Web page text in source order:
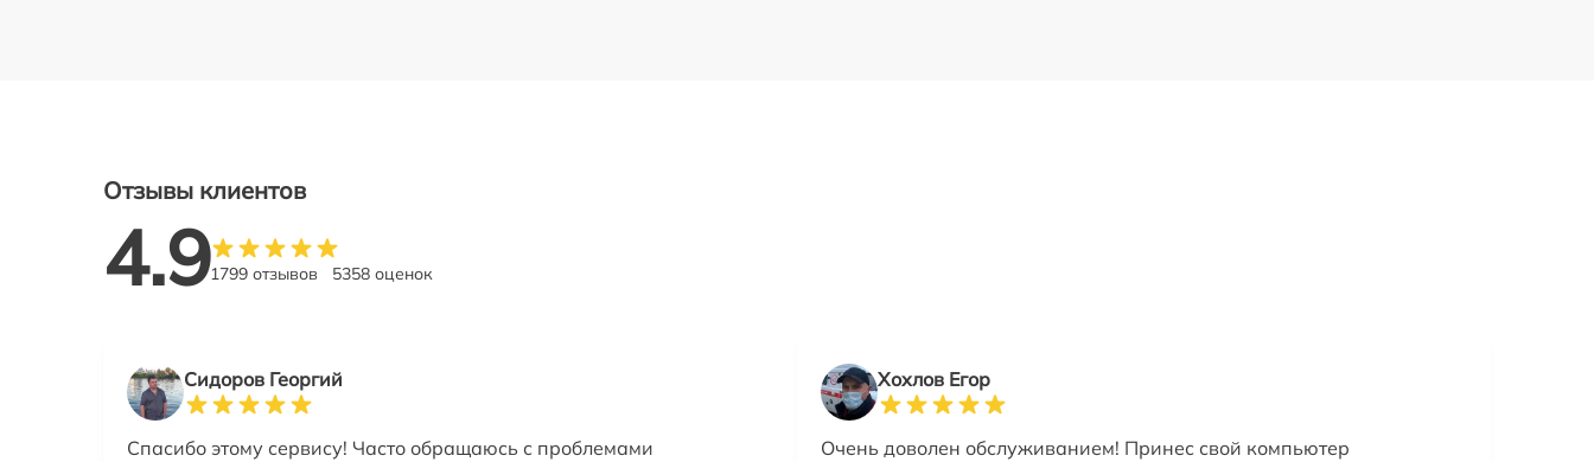
Отзывы клиентов
4.91799 отзывов 5358 оценок
Сидоров Георгий
Спасибо этому сервису! Часто обращаюсь с проблемами
Хохлов Егор
Очень доволен обслуживанием! Принес свой компьютер